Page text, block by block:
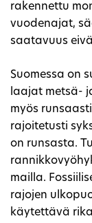
rakennettu
vuodenajat,
saatavuus
Suomessa on
laajat metsä-
myös
rajoitetusti
on runsasta.
mailla.
rajojen
käytettävä